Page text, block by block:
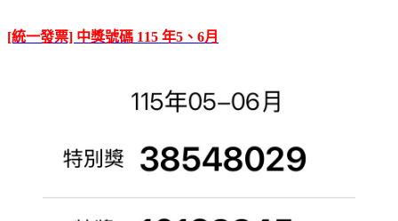
[統一發票] 中獎號碼 115 年5、6月